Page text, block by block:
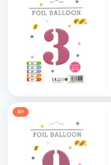
Хiт